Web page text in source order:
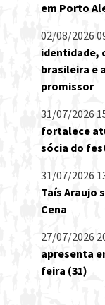
em Porto
02/08/2026
identidade,
brasileira e
promissor
31/07/2026
fortalece
sócia do
31/07/2026
Taís Araujo
Cena
27/07/2026
apresenta
feira (31)